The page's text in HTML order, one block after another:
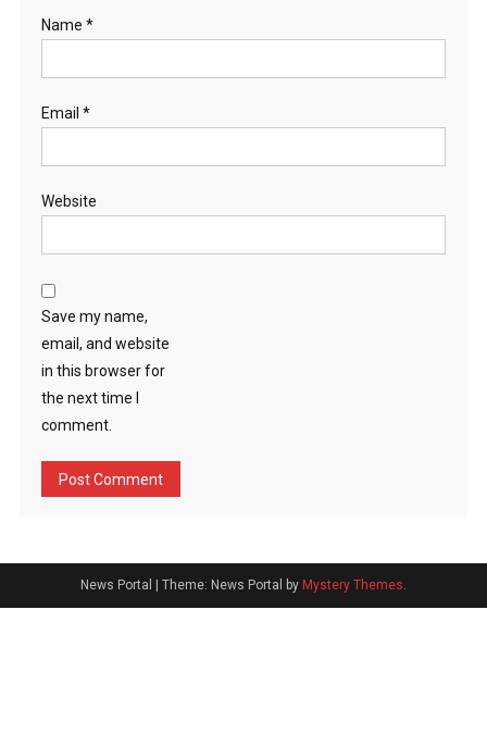
Name *
Email *
Website
Save my name,
email, and website
in this browser for
the next time I
comment.
News Portal Theme: News Portal by Mystery Themes.